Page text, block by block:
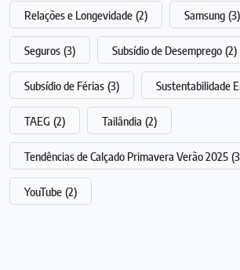
Relações e Longevidade (2) Samsung (3)
Seguros (3) Subsídio de Desemprego (2)
Subsídio de Férias (3) Sustentabilidade
TAEG (2) Tailândia (2)
Tendências de Calçado Primavera Verão 2025
YouTube (2)